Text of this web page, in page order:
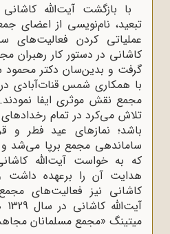
با بازگشت آیت‌الله
تبعید، نام‌نویسی از اعضای
عملیاتی کردن فعالیت‌های
کاشانی در دستور کار رهبران
گرفت و بدین‌سان دکتر محمود
با همکاری شمس قنات‌آبادی
مجمع نقش موثری ایفا نمودند.
تلاش می‌کرد در تمام
باشد؛ نمازهای عید فطر و
ساماندهی مجمع برپا می‌شد
که به خواست آیت‌الله
هدایت آن را برعهده داشت
کاشانی نیز فعالیت‌های
میتینگ «مجمع مسلمانان